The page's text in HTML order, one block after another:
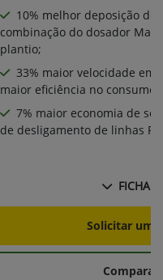
10% melhor deposição de
combinação do dosador
plantio;
33% maior velocidade em
maior eficiência no consumo
7% maior economia de
de desligamento de linhas
FICHA
Solicitar
Comparar